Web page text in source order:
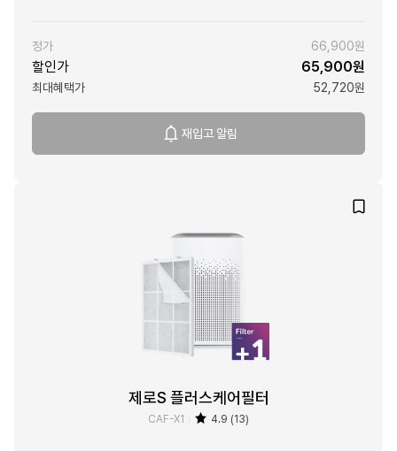
정가 66,900원
할인가 65,900원
최대혜택가 52,720원
재입고 알림
제로S 플러스케어필터
CAF-X1 4.9 (13)